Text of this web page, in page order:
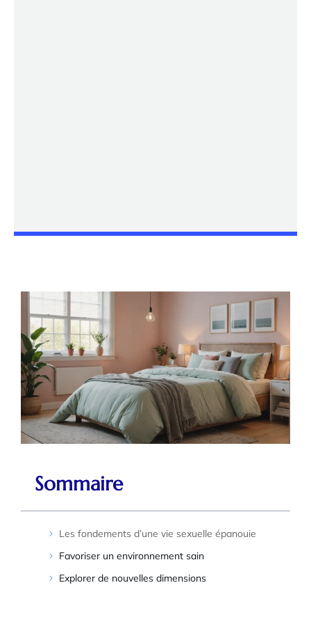
Sommaire
Les fondements d’une vie sexuelle épanouie
Favoriser un environnement sain
Explorer de nouvelles dimensions